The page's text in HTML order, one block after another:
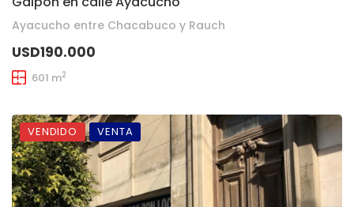
Ayacucho entre Chacabuco y Rauch
USD190.000
601 m2
VENDIDO VENTA